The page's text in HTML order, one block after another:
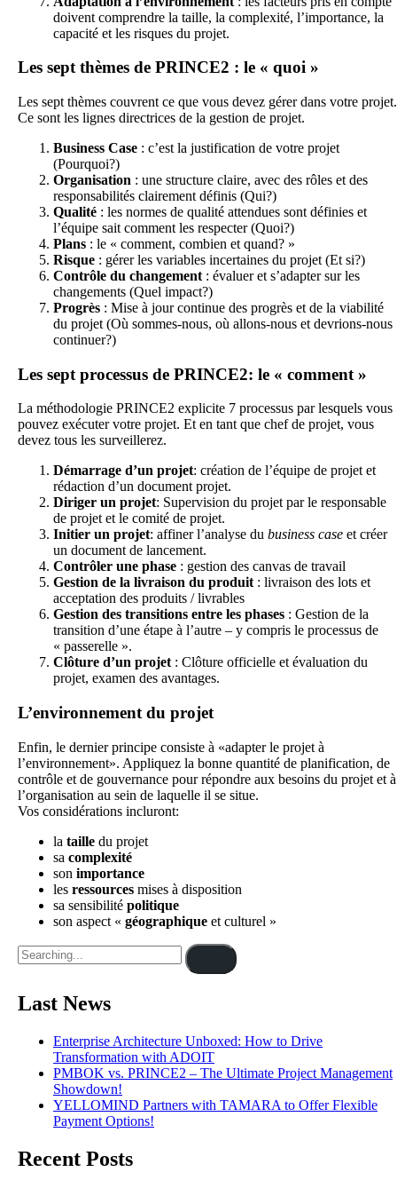
doivent comprendre la taille, la complexité, l’importance, la
capacité et les risques du projet.
Les sept thèmes de PRINCE2 : le « quoi »
Les sept thèmes couvrent ce que vous devez gérer dans votre projet.
Ce sont les lignes directrices de la gestion de projet.
Business Case : c’est la justification de votre projet
(Pourquoi?)
Organisation : une structure claire, avec des rôles et des
responsabilités clairement définis (Qui?)
Qualité : les normes de qualité attendues sont définies et
l’équipe sait comment les respecter (Quoi?)
Plans : le « comment, combien et quand? »
Risque : gérer les variables incertaines du projet (Et si?)
Contrôle du changement : évaluer et s’adapter sur les
changements (Quel impact?)
Progrès : Mise à jour continue des progrès et de la viabilité
du projet (Où sommes-nous, où allons-nous et devrions-nous
continuer?)
Les sept processus de PRINCE2: le « comment »
La méthodologie PRINCE2 explicite 7 processus par lesquels vous
pouvez exécuter votre projet. Et en tant que chef de projet, vous
devez tous les surveillerez.
Démarrage d’un projet: création de l’équipe de projet et
rédaction d’un document projet.
Diriger un projet: Supervision du projet par le responsable
de projet et le comité de projet.
Initier un projet: affiner l’analyse du business case et créer
un document de lancement.
Contrôler une phase : gestion des canvas de travail
Gestion de la livraison du produit: livraison des lots et
acceptation des produits / livrables
Gestion des transitions entre les phases : Gestion de la
transition d’une étape à l’autre – y compris le processus de
« passerelle ».
Clôture d’un projet: Clôture officielle et évaluation du
projet, examen des avantages.
L’environnement du projet
Enfin, le dernier principe consiste à «adapter le projet à
l’environnement». Appliquez la bonne quantité de planification, de
contrôle et de gouvernance pour répondre aux besoins du projet et à
l’organisation au sein de laquelle il se situe.
Vos considérations incluront:
la taille du projet
sa complexité
son importance
les ressources mises à disposition
sa sensibilité politique
son aspect « géographique et culturel »
Last News
Enterprise Architecture Unboxed: How to Drive
Transformation with ADOIT
PMBOK vs. PRINCE2 – The Ultimate Project Management
Showdown!
YELLOMIND Partners with TAMARA to Offer Flexible
Payment Options!
Recent Posts